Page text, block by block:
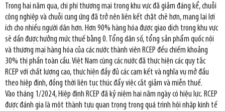
Trong hai năm qua, chi phí thương mại trong khu vực đã giảm đáng kể, chuỗi
công nghiệp và chuỗi cung ứng đã trở nên liên kết chặt chẽ hơn, mang lại lợi
ích cho nhiều người dân hơn. Hơn 90% hàng hóa được giao dịch trong khu vực
sẽ dần được hưởng mức thuế bằng 0. Tổng dân số, tổng sản phẩm quốc nội
và thương mại hàng hóa của các nước thành viên RCEP đều chiếm khoảng
30% thị phần toàn cầu. Việt Nam cùng các nước đã thực hiện các quy tắc
RCEP với chất lượng cao, thực hiện đầy đủ các cam kết và nghĩa vụ mở đầu
theo hiệp định, đồng thời liên tục thúc đẩy việc cắt giảm và miễn thuế.
Vào tháng 1/2024, Hiệp định RCEP đã kỷ niệm hai năm ngày có hiệu lực. RCEP
được đánh gia là một thành tựu quan trọng trong quá trình hội nhập kinh tế